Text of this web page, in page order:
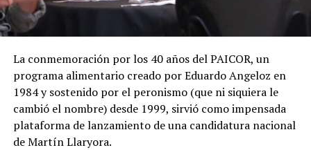
La conmemoración por los 40 años del PAICOR, un
programa alimentario creado por Eduardo Angeloz en
1984 y sostenido por el peronismo (que ni siquiera le
cambió el nombre) desde 1999, sirvió como impensada
plataforma de lanzamiento de una candidatura nacional
de Martín Llaryora.